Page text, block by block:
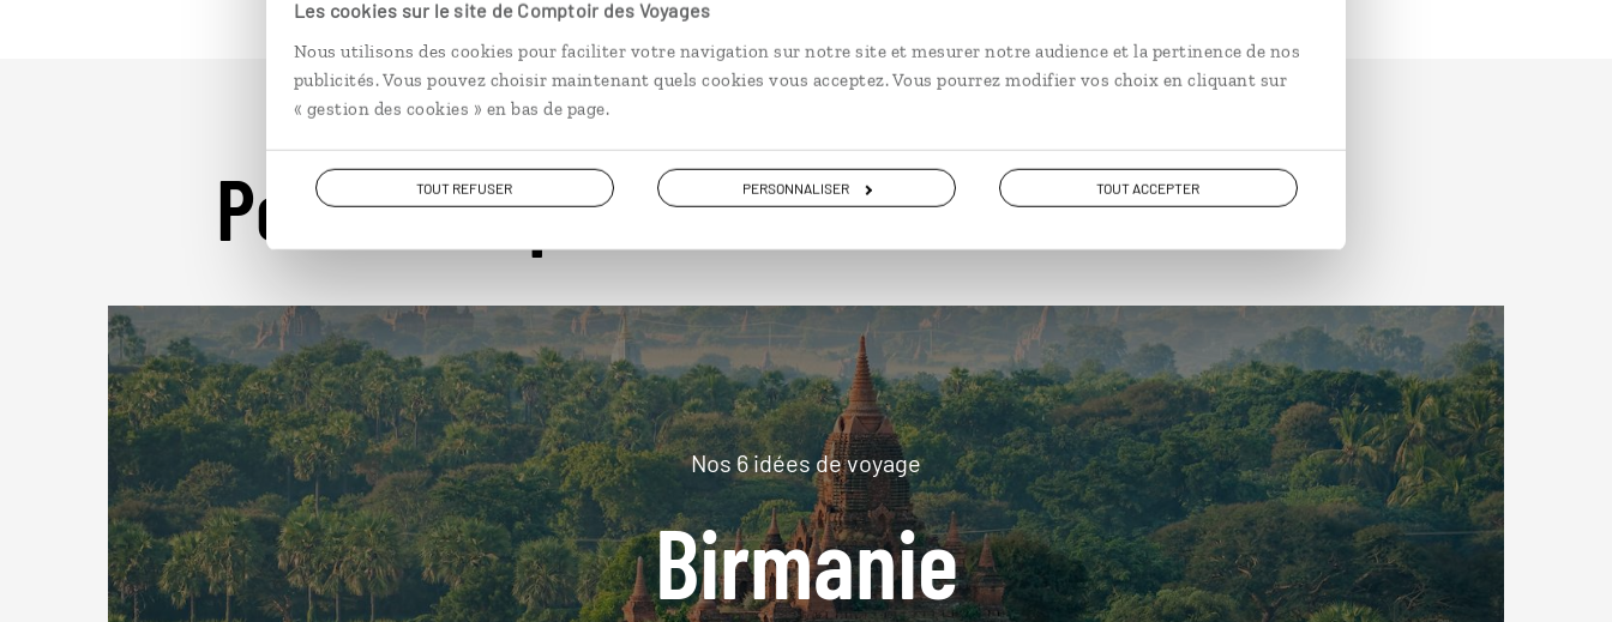
Les cookies sur le site de Comptoir des Voyages
Nous utilisons des cookies pour faciliter votre navigation sur notre site et mesurer notre audience et la pertinence de nos
publicités. Vous pouvez choisir maintenant quels cookies vous acceptez. Vous pourrez modifier vos choix en cliquant sur
« gestion des cookies » en bas de page.
TOUT REFUSER PERSONNALISER TOUT ACCEPTER
Pour aller plus loin
Nos 6 idées de voyage
Birmanie